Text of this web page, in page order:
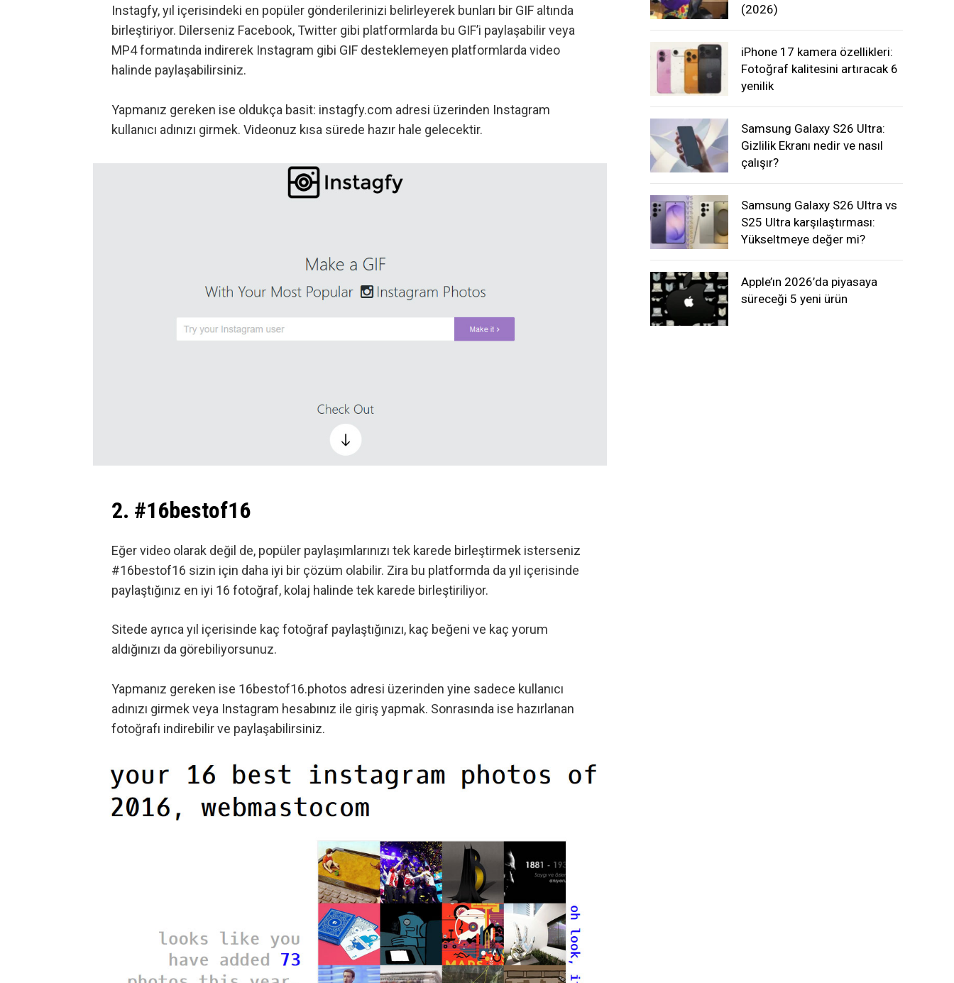
Instagfy, yıl içerisindeki en popüler gönderilerinizi belirleyerek bunları bir GIF altında
birleştiriyor. Dilerseniz Facebook, Twitter gibi platformlarda bu GIF’i paylaşabilir veya
MP4 formatında indirerek Instagram gibi GIF desteklemeyen platformlarda video
halinde paylaşabilirsiniz.
Yapmanız gereken ise oldukça basit: instagfy.com adresi üzerinden Instagram
kullanıcı adınızı girmek. Videonuz kısa sürede hazır hale gelecektir.
2. #16bestof16
Eğer video olarak değil de, popüler paylaşımlarınızı tek karede birleştirmek isterseniz
#16bestof16 sizin için daha iyi bir çözüm olabilir. Zira bu platformda da yıl içerisinde
paylaştığınız en iyi 16 fotoğraf, kolaj halinde tek karede birleştiriliyor.
Sitede ayrıca yıl içerisinde kaç fotoğraf paylaştığınızı, kaç beğeni ve kaç yorum
aldığınızı da görebiliyorsunuz.
Yapmanız gereken ise 16bestof16.photos adresi üzerinden yine sadece kullanıcı
adınızı girmek veya Instagram hesabınız ile giriş yapmak. Sonrasında ise hazırlanan
fotoğrafı indirebilir ve paylaşabilirsiniz.
(2026)
iPhone 17 kamera özellikleri:
Fotoğraf kalitesini artıracak 6
yenilik
Samsung Galaxy S26 Ultra:
Gizlilik Ekranı nedir ve nasıl
çalışır?
Samsung Galaxy S26 Ultra vs
S25 Ultra karşılaştırması:
Yükseltmeye değer mi?
Apple’ın 2026’da piyasaya
süreceği 5 yeni ürün